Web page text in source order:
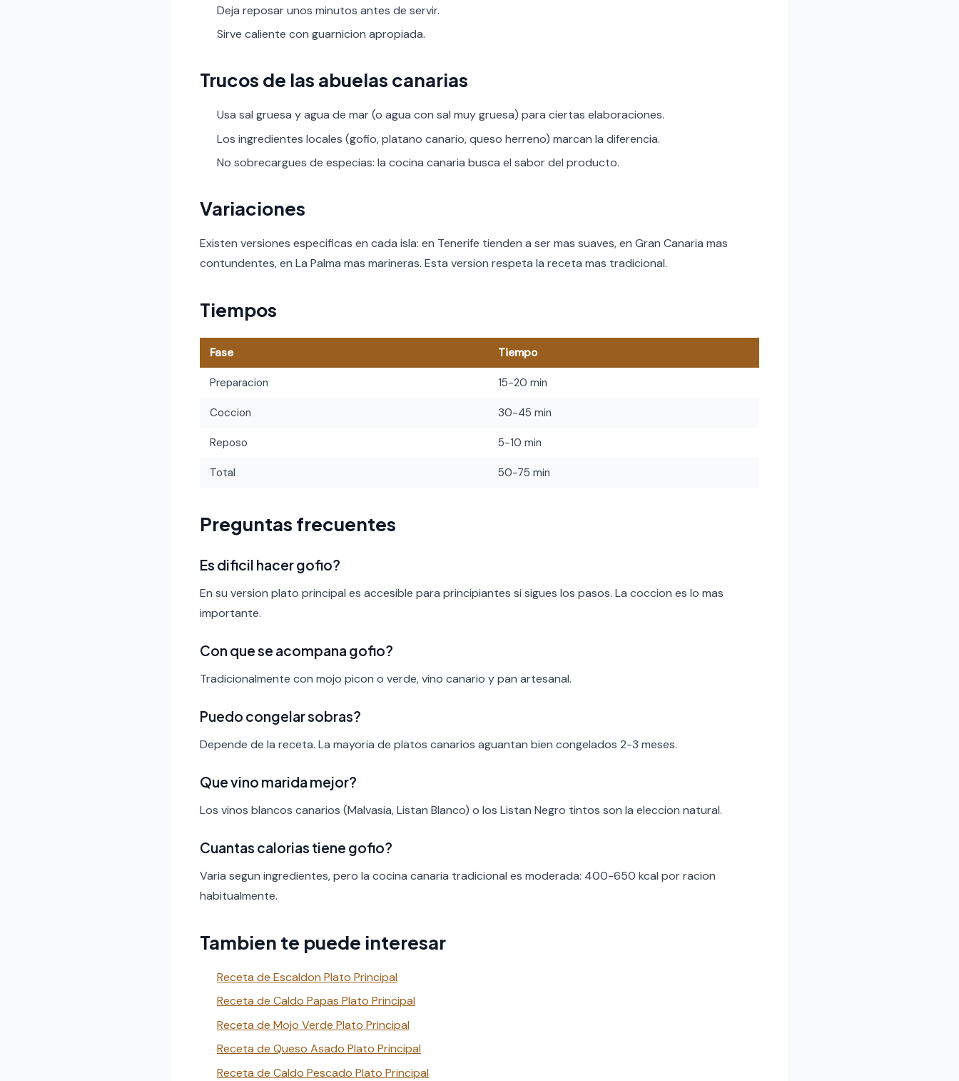
Deja reposar unos minutos antes de servir.
Sirve caliente con guarnicion apropiada.
Trucos de las abuelas canarias
Usa sal gruesa y agua de mar (o agua con sal muy gruesa) para ciertas elaboraciones.
Los ingredientes locales (gofio, platano canario, queso herreno) marcan la diferencia.
No sobrecargues de especias: la cocina canaria busca el sabor del producto.
Variaciones
Existen versiones especificas en cada isla: en Tenerife tienden a ser mas suaves, en Gran Canaria mas
contundentes, en La Palma mas marineras. Esta version respeta la receta mas tradicional.
Tiempos
Fase Tiempo
Preparacion 15-20 min
Coccion 30-45 min
Reposo 5-10 min
Total 50-75 min
Preguntas frecuentes
Es dificil hacer gofio?
En su version plato principal es accesible para principiantes si sigues los pasos. La coccion es lo mas
importante.
Con que se acompana gofio?
Tradicionalmente con mojo picon o verde, vino canario y pan artesanal.
Puedo congelar sobras?
Depende de la receta. La mayoria de platos canarios aguantan bien congelados 2-3 meses.
Que vino marida mejor?
Los vinos blancos canarios (Malvasia, Listan Blanco) o los Listan Negro tintos son la eleccion natural.
Cuantas calorias tiene gofio?
Varia segun ingredientes, pero la cocina canaria tradicional es moderada: 400-650 kcal por racion
habitualmente.
Tambien te puede interesar
Receta de Escaldon Plato Principal
Receta de Caldo Papas Plato Principal
Receta de Mojo Verde Plato Principal
Receta de Queso Asado Plato Principal
Receta de Caldo Pescado Plato Principal